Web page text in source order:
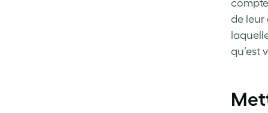
de leur
qu’est